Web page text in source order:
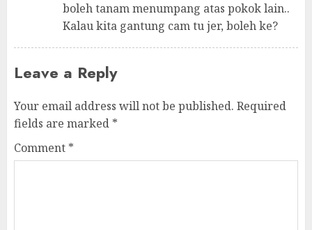
boleh tanam menumpang atas pokok lain..
Kalau kita gantung cam tu jer, boleh ke?
Leave a Reply
Your email address will not be published. Required
fields are marked *
Comment *